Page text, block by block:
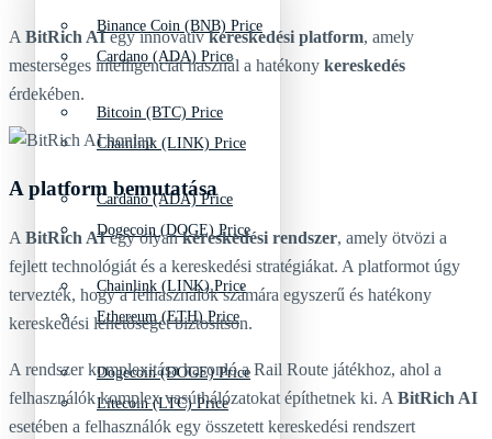
Cardano (ADA) Price
Chainlink (LINK) Price
Dogecoin (DOGE) Price
Ethereum (ETH) Price
Litecoin (LTC) Price
Binance Coin (BNB) Price
Bitcoin (BTC) Price
Cardano (ADA) Price
Chainlink (LINK) Price
Dogecoin (DOGE) Price
A BitRich AIegy innovatívkereskedési platform, amely
mesterséges intelligenciát használ a hatékony kereskedés
érdekében.
A platform bemutatása
A BitRich AIegy olyankereskedési rendszer, amely ötvözi a
fejlett technológiát és a kereskedési stratégiákat. A platformot úgy
tervezték, hogy a felhasználók számára egyszerű és hatékony
kereskedési lehetőséget biztosítson.
A rendszer komplexitása hasonló a Rail Route játékhoz, ahol a
felhasználók komplex vasúthálózatokat építhetnek ki. A BitRich AI
esetében a felhasználók egy összetett kereskedési rendszert